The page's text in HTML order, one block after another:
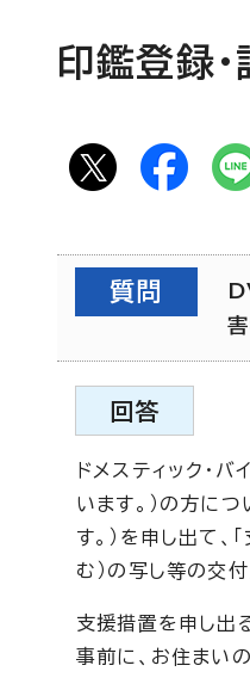
印鑑登録
質問
回答
ドメスティック・
います。）の方に
す。）を申し出て
む）の写し等の交
支援措置を申し出
事前に、お住まい